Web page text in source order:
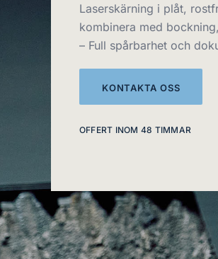
Laserskärning i plåt,
kombinera med
– Full spårbarhet och
KONTAKTA OSS
OFFERT INOM 48 TIMMAR